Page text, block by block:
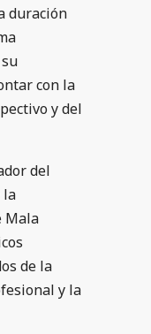
duración
con la
y del
del
la
Mala
de la
y la